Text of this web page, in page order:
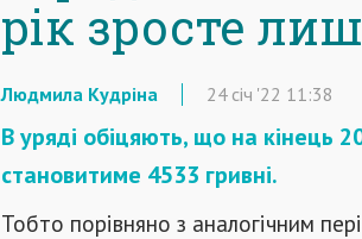
рік зросте
Людмила Кудріна 24 січ '22 11:38
В уряді обіцяють, що на кінець
становитиме 4533 гривні.
Тобто порівняно з аналогічним